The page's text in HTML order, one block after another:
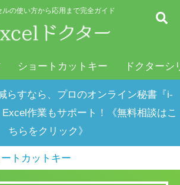
ルの使い方から応用まで完全ガイド
ショートカットキー ドクターシ
らすなら、プロのオンライン秘書『i-
作業もサポート！《無料相談はこ
ちらをクリック》
トカットキー